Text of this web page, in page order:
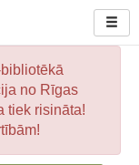
no Rīgas
tiek risināta!